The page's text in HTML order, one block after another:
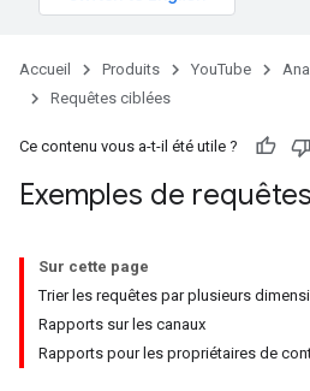
Accueil Produits YouTube
Requêtes ciblées
Ce contenu vous a-t-il été utile ?
Exemples de
Sur cette page
Trier les requêtes par plusieurs
Rapports sur les canaux
Rapports pour les propriétaires de